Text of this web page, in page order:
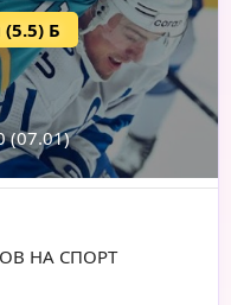
(5.5) Б
(07.01)
НА СПОРТ